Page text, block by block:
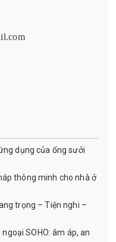
dụng của ống sưởi
thông minh cho nhà ở
trọng – Tiện nghi –
SOHO: âm áp, an